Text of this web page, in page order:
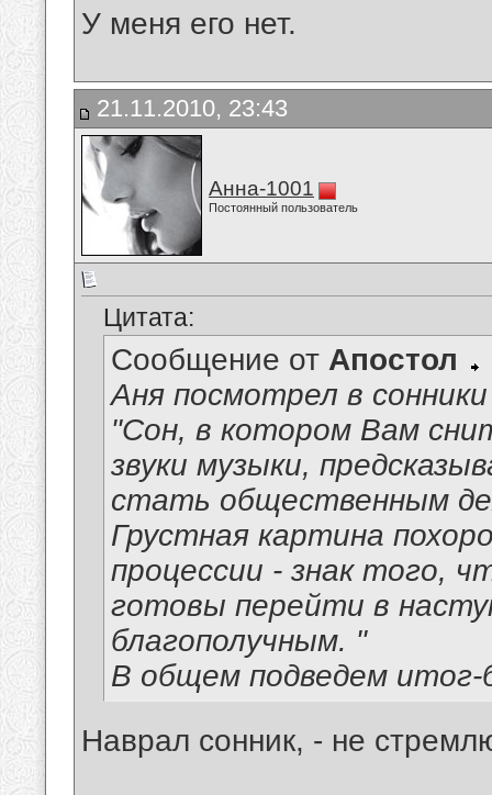
У меня его нет.
21.11.2010, 23:43
Анна-1001
Постоянный пользователь
Цитата:
Сообщение от Апостол
Аня посмотрел в
"Сон, в котором Вам
звуки музыки,
стать общественным
Грустная картина
процессии - знак того,
готовы перейти в
благополучным. "
В общем подведем
Наврал сонник, - не